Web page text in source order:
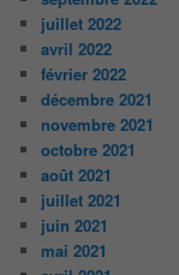
juillet 2022
avril 2022
février 2022
décembre 2021
novembre 2021
octobre 2021
août 2021
juillet 2021
juin 2021
mai 2021